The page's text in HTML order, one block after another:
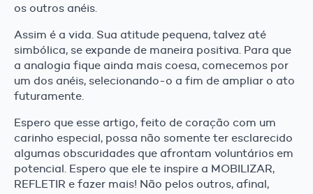
os outros anéis.
Assim é a vida. Sua atitude pequena, talvez até
simbólica, se expande de maneira positiva. Para que
a analogia fique ainda mais coesa, comecemos por
um dos anéis, selecionando-o a fim de ampliar o ato
futuramente.
Espero que esse artigo, feito de coração com um
carinho especial, possa não somente ter esclarecido
algumas obscuridades que afrontam voluntários em
potencial. Espero que ele te inspire a MOBILIZAR,
REFLETIR e fazer mais! Não pelos outros, afinal,